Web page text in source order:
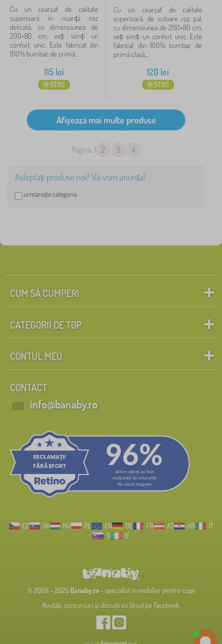
Cu un cearșaf de calitate
superioară în nuanță roz
delicată, cu dimensiunea de
200×80 cm, veți simți un
confort unic. Este fabricat din
100% bumbac de primă...
115 lei
IN STOC
Cu un cearșaf de calitate
superioară, de culoare roz pal,
cu dimensiunea de 200×80 cm,
veți simți un confort unic. Este
fabricat din 100% bumbac de
primă clasă,...
120 lei
IN STOC
Pagină: 1 2 3 4
Așteptați produse noi? Vă vom anunța!
urmărește categoria
CUM SĂ CUMPERI
CATEGORII DE TOP
CONTUL MEU
CONTACT
info@banaby.ro
CZ SK HU PL EN DE FR AT HR
IT
SI
IE
© 2008 - 2026 Banaby.ro- specialist în mobilier pentru copii
Noutăți, concursuri și discuții cu Ursul pe Facebook.